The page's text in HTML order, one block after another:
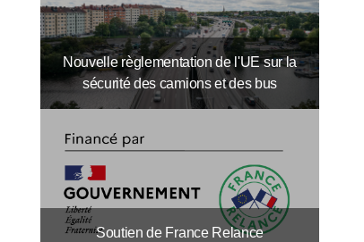
Nouvelle règlementation de l'UE sur la
sécurité des camions et des bus
Soutien de France Relance